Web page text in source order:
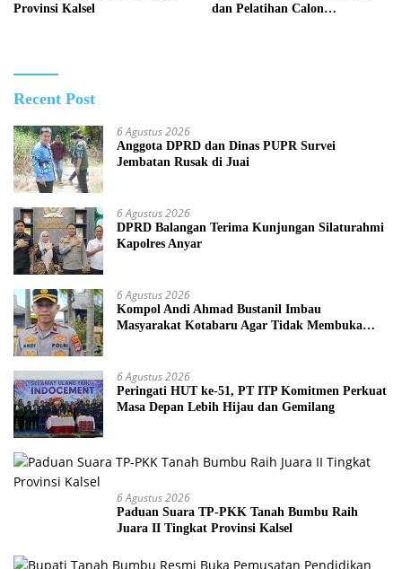
Provinsi Kalsel
dan Pelatihan Calon
Recent Post
6 Agustus 2026
Anggota DPRD dan Dinas PUPR Survei
Jembatan Rusak di Juai
6 Agustus 2026
DPRD Balangan Terima Kunjungan Silaturahmi
Kapolres Anyar
6 Agustus 2026
Kompol Andi Ahmad Bustanil Imbau
Masyarakat Kotabaru Agar Tidak Membuka
6 Agustus 2026
Peringati HUT ke-51, PT ITP Komitmen Perkuat
Masa Depan Lebih Hijau dan Gemilang
6 Agustus 2026
Paduan Suara TP-PKK Tanah Bumbu Raih
Juara II Tingkat Provinsi Kalsel